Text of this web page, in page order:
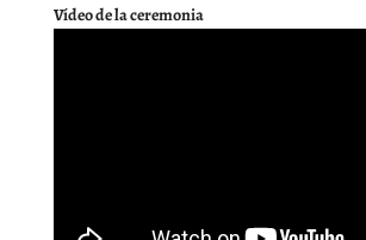
Vídeo de la ceremonia